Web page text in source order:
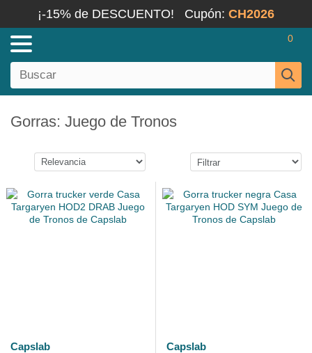
¡-15% de DESCUENTO! Cupón: CH2026
0
Gorras: Juego de Tronos
Capslab
Capslab